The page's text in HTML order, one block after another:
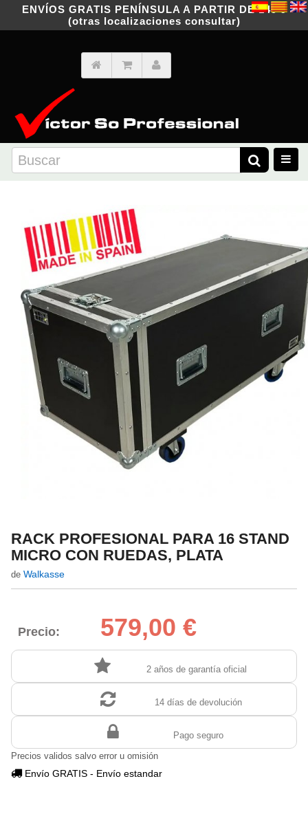
ENVÍOS GRATIS PENÍNSULA A PARTIR DE 149 €
(otras localizaciones consultar)
RACK PROFESIONAL PARA 16 STAND
MICRO CON RUEDAS, PLATA
de Walkasse
Precio: 579,00 €
2 años de garantía oficial
14 días de devolución
Pago seguro
Precios validos salvo error u omisión
Envío GRATIS - Envío estandar